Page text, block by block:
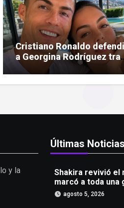
Cristiano Ronaldo
a Georgina Rodríguez
las críticas hacia su figura
y la
Últimas Noticias
Shakira revivió el
marcó a toda una
agosto 5, 2026